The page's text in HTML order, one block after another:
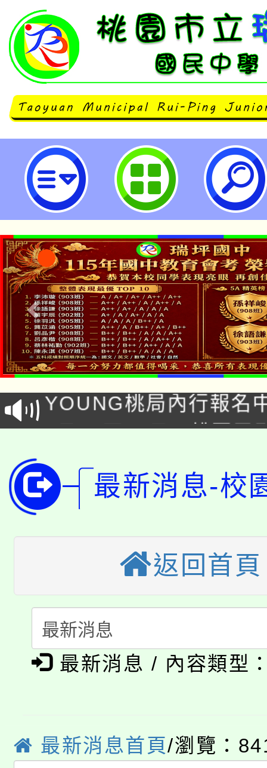
國立臺中教育大學辦理「112年原
課程教學工作坊」-桃園市立瑞坪
「本色祭」8/29、30在
場熱烈登場!
8/21下午1時於龍潭區
徵才活動。
YOUNG桃局內行報名
局官網。
8月14至27日，桃園電
田徑場及游泳池舉行。
桃園市低收入戶享有免
視費優惠，中低收入戶
半價優惠，詳情可洽有
大園自造教育及科技中
份教師增能研習
大溪自造教育及科技中
份教師研習
淨零綠生活教案入校路
會
115年食農教育專業人
程
「本色祭」8/29、30在
場熱烈登場!
8/21下午1時於龍潭區
開!
115年桃園市運動會8/
最新消息-校
返回首頁
最新消息 / 內容類型
最新消息首頁/瀏覽：